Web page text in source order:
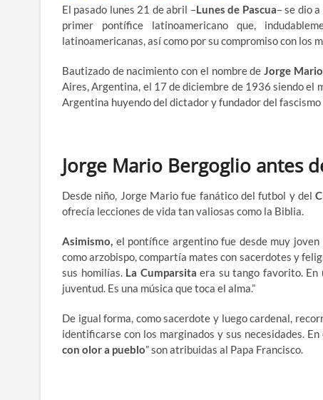
El pasado lunes 21 de abril –Lunes de Pascua– se dio
primer pontífice latinoamericano que,
latinoamericanas, así como por su compromiso con los
Bautizado de nacimiento con el nombre deJorge
Aires, Argentina, el 17 de diciembre de 1936 siendo el
Argentina huyendo del dictador y fundador del fascismo
Jorge Mario Bergoglio antes
Desde niño, Jorge Mario fue fanático del futbol y del
ofrecía lecciones de vida tan valiosas como la Biblia.
Asimismo, el pontífice argentino fue desde muy
como arzobispo, compartía mates con sacerdotes y
sus homilías.La Cumparsita era su tango favorito. En
juventud. Es una música que toca el alma.”
De igual forma, como sacerdote y luego cardenal,
identificarse con los marginados y sus necesidades.
con olor a pueblo” son atribuidas al Papa Francisco.